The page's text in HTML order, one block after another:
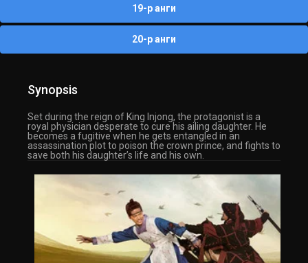
19-р анги
20-р анги
Synopsis
Set during the reign of King Injong, the protagonist is a
royal physician desperate to cure his ailing daughter. He
becomes a fugitive when he gets entangled in an
assassination plot to poison the crown prince, and fights to
save both his daughter’s life and his own.